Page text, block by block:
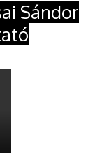
Sándor